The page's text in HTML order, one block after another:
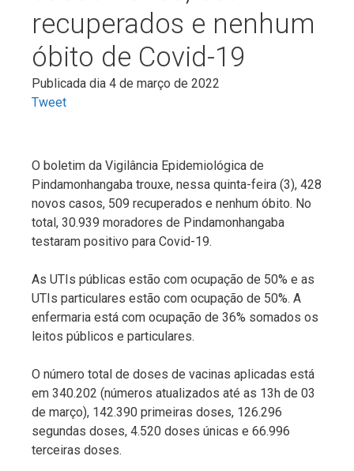
recuperados e nenhum
óbito de Covid-19
Publicada dia 4 de março de 2022
Tweet
O boletim da Vigilância Epidemiológica de
Pindamonhangaba trouxe, nessa quinta-feira (3), 428
novos casos, 509 recuperados e nenhum óbito. No
total, 30.939 moradores de Pindamonhangaba
testaram positivo para Covid-19.
As UTIs públicas estão com ocupação de 50% e as
UTIs particulares estão com ocupação de 50%. A
enfermaria está com ocupação de 36% somados os
leitos públicos e particulares.
O número total de doses de vacinas aplicadas está
em 340.202 (números atualizados até as 13h de 03
de março), 142.390 primeiras doses, 126.296
segundas doses, 4.520 doses únicas e 66.996
terceiras doses.